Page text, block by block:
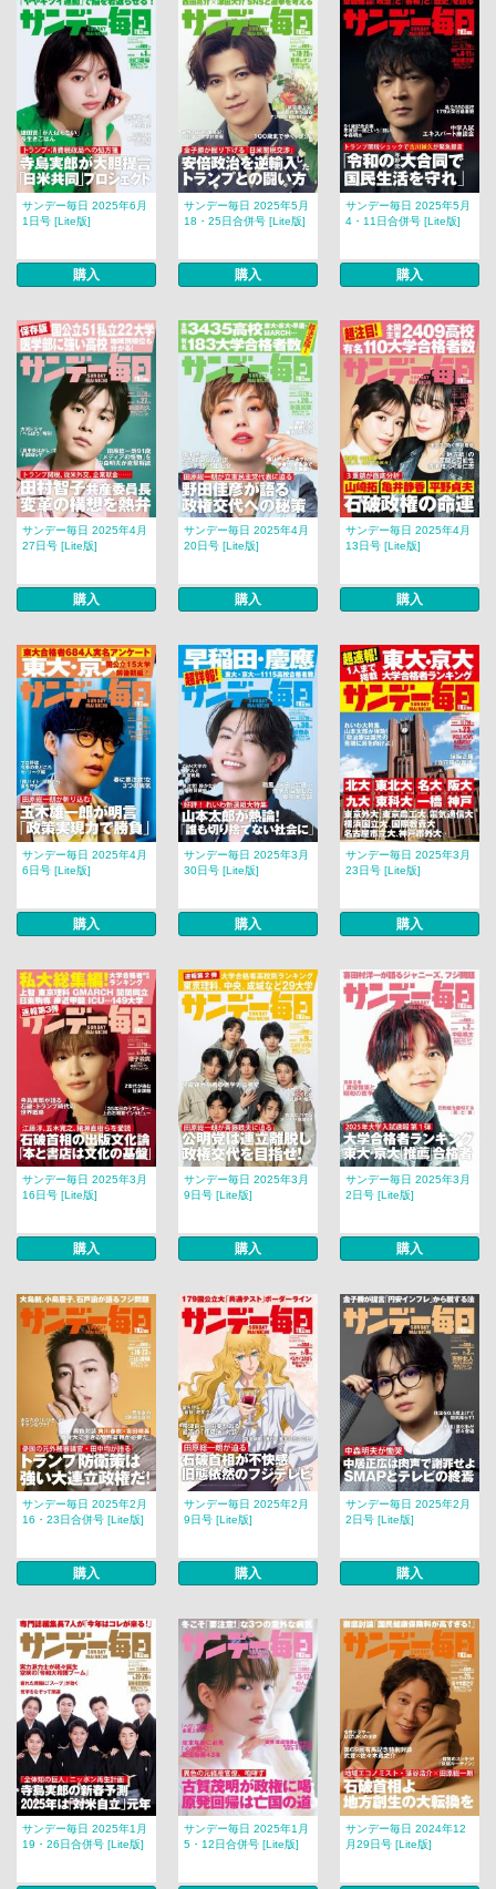
サンデー毎日 2025年6月
1日号 [Lite版]
購入
サンデー毎日 2025年5月
18・25日合併号 [Lite版]
購入
サンデー毎日 2025年5月
4・11日合併号 [Lite版]
購入
サンデー毎日 2025年4月
27日号 [Lite版]
購入
サンデー毎日 2025年4月
20日号 [Lite版]
購入
サンデー毎日 2025年4月
13日号 [Lite版]
購入
サンデー毎日 2025年4月
6日号 [Lite版]
購入
サンデー毎日 2025年3月
30日号 [Lite版]
購入
サンデー毎日 2025年3月
23日号 [Lite版]
購入
サンデー毎日 2025年3月
16日号 [Lite版]
購入
サンデー毎日 2025年3月
9日号 [Lite版]
購入
サンデー毎日 2025年3月
2日号 [Lite版]
購入
サンデー毎日 2025年2月
16・23日合併号 [Lite版]
購入
サンデー毎日 2025年2月
9日号 [Lite版]
購入
サンデー毎日 2025年2月
2日号 [Lite版]
購入
サンデー毎日 2025年1月
19・26日合併号 [Lite版]
サンデー毎日 2025年1月
5・12日合併号 [Lite版]
サンデー毎日 2024年12
月29日号 [Lite版]